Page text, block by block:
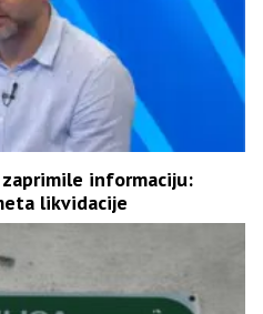
informaciju:
likvidacije